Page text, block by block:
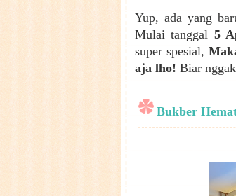
Yup, ada yang
Mulai tanggal 5
super spesial,
aja lho! Biar
Bukber